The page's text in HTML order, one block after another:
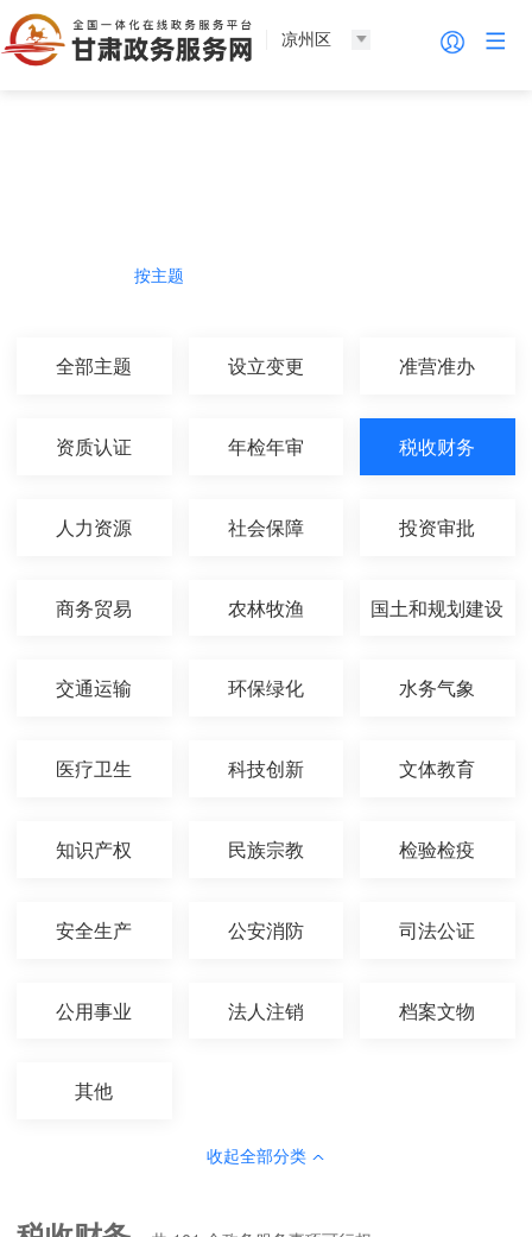
凉州区
按主题
全部主题 设立变更 准营准办
资质认证 年检年审 税收财务
人力资源 社会保障 投资审批
商务贸易 农林牧渔 国土和规划建设
交通运输 环保绿化 水务气象
医疗卫生 科技创新 文体教育
知识产权 民族宗教 检验检疫
安全生产 公安消防 司法公证
公用事业 法人注销 档案文物
其他
收起全部分类